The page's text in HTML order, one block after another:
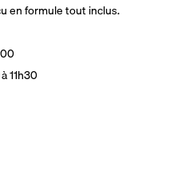
en formule tout inclus.
11h30